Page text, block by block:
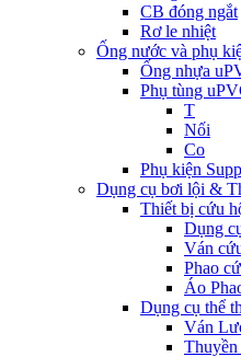
CB đóng ngắt
Rơ le nhiệt
Ống nước và phụ
Ống nhựa
Phụ tùng
T
Nối
Co
Phụ kiện
Dụng cụ bơi lội &
Thiết bị cứu
Dụng
Ván
Phao
Áo
Dụng cụ thể
Ván